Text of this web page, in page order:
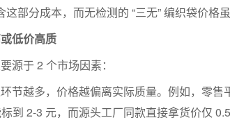
部分成本，而无检测的 “三无” 编织袋价格
低价高质
源于 2 个市场因素：
节越多，价格越偏离实际质量。例如，零
到 2-3 元，而源头工厂同款直接拿货价仅